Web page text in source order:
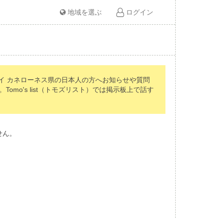
地域を選ぶ ログイン
カネローネス県の日本人の方へお知らせや質問
Tomo's list（トモズリスト）では掲示板上で話す
。